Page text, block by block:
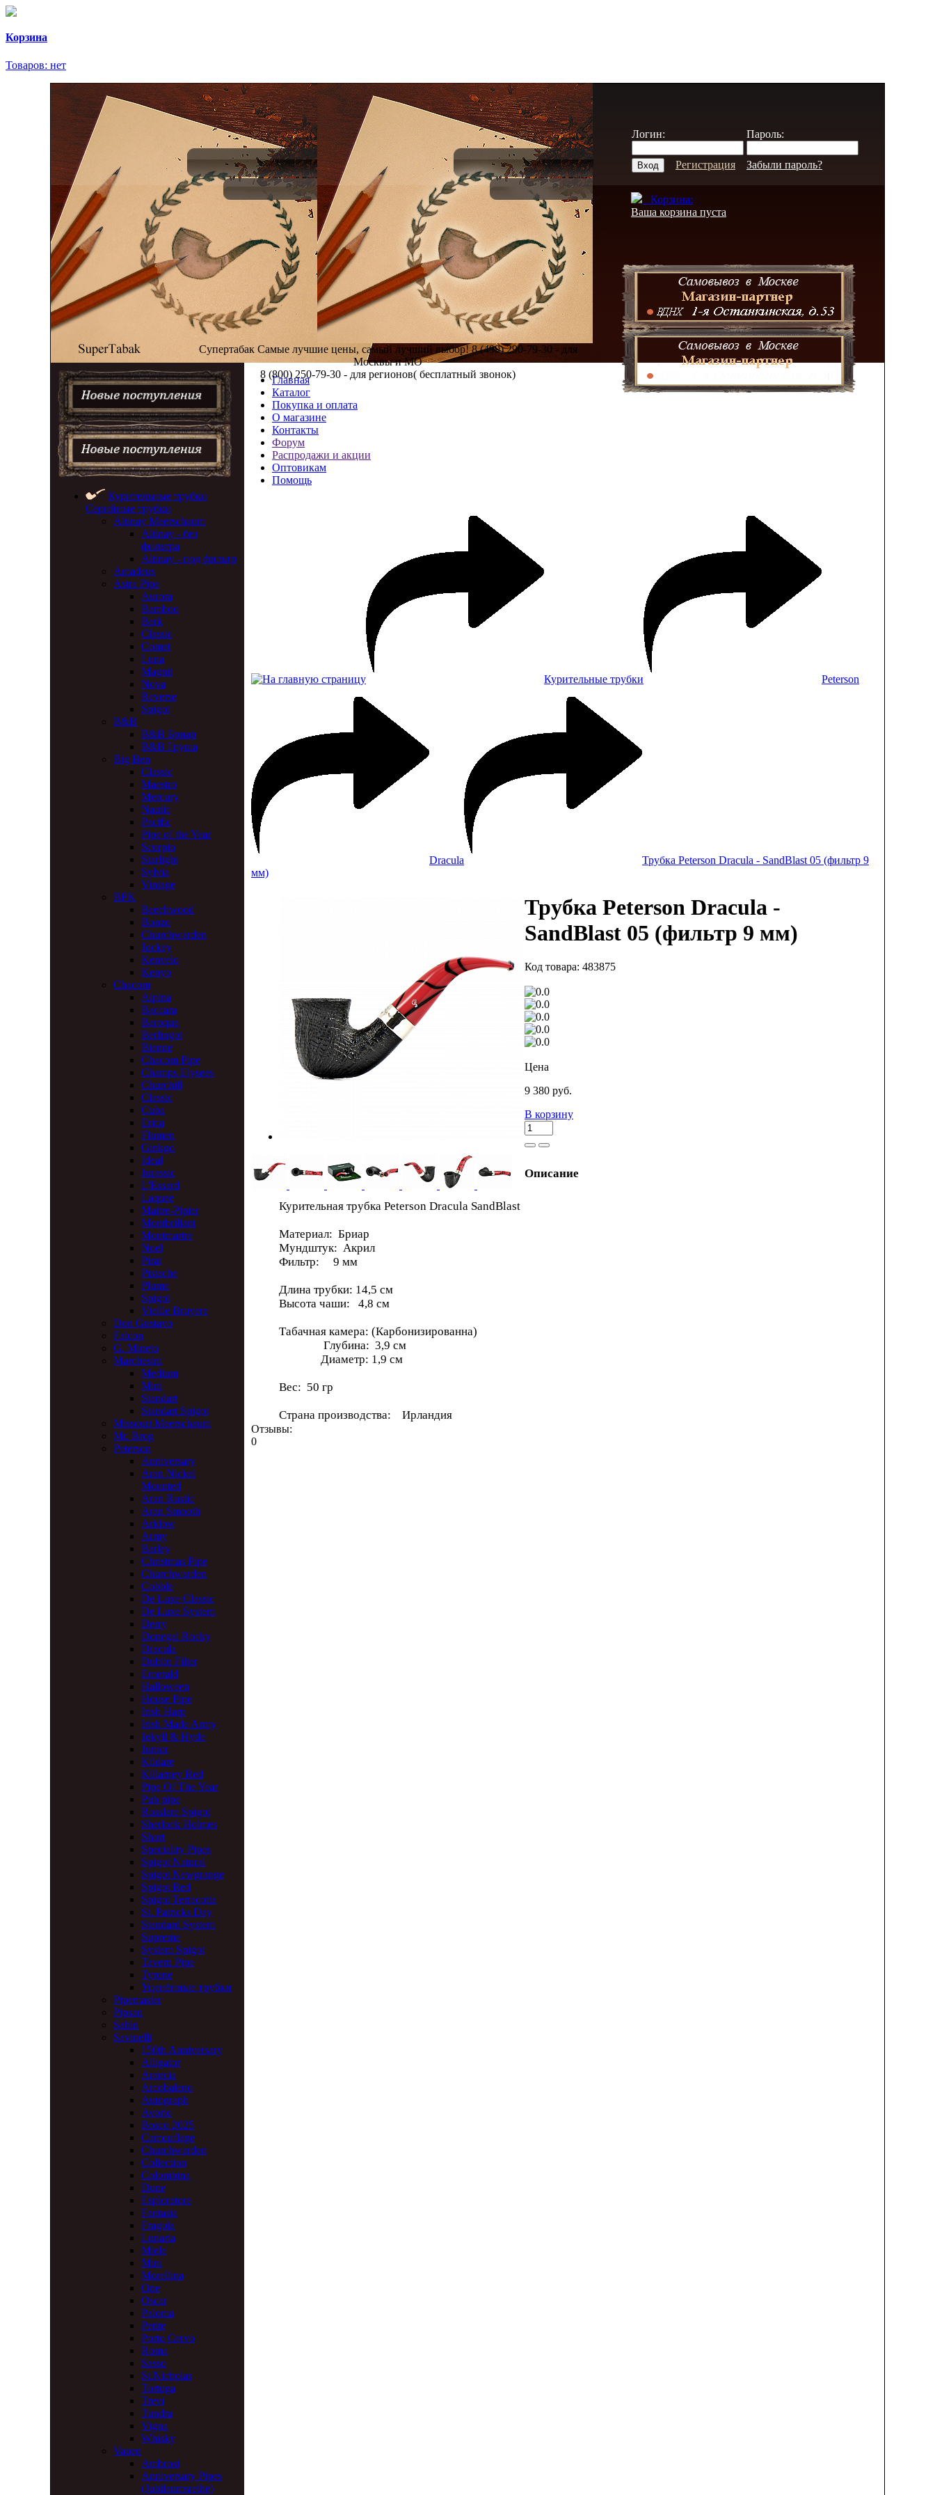
Корзина
Товаров: нет
Супертабак Самые лучшие цены, самый лучший выбор! 8 (499) 290-79-30 - для
Москвы и МО
8 (800) 250-79-30 - для регионов( бесплатный звонок)
Логин: Пароль:
Регистрация Забыли пароль?
Корзина:
Ваша корзина пуста
Курительные трубки
Серийные трубки
Altinay Meerschaum
Altinay - без
фильтра
Altinay - под фильтр
Amadeus
Astra Pipe
Aurora
Bamboo
Berk
Classic
Comet
Luna
Magnit
Nova
Reverse
Spigot
B&B
B&B Бриар
B&B Груша
Big Ben
Classic
Maestro
Mercury
Nautic
Pacific
Pipe of the Year
Scorpio
Starlight
Sylvia
Vintage
BPK
Beechwood
Bonzo
Churchwarden
Jockey
Kenvelo
Kenyo
Chacom
Alpina
Baccara
Baroque
Berlingot
Bienne
Chacom Pipe
Champs Elysees
Churchill
Classic
Cuba
Erica
Flumen
Ginkgo
Ideal
Jurassic
L'Essard
Laquee
Maitre-Pipier
Montbrillant
Montmartre
Noel
Pirat
Pistache
Plume
Spigot
Vieille Bruyere
Don Gustavo
Falcon
G. Mineto
Marchesini
Medium
Mini
Standart
Standart Spigot
Missouri Meerschaum
Mr. Brog
Peterson
Anniversary
Aran Nickel
Mounted
Aran Rustic
Aran Smooth
Arklow
Army
Barley
Christmas Pipe
Churchwarden
Cobble
De Luxe Classic
De Luxe System
Derry
Donegal Rocky
Dracula
Dublin Filter
Emerald
Halloween
House Pipe
Irish Harp
Irish Made Army
Jekyll & Hyde
Junior
Kildare
Killarney Red
Pipe Of The Year
Pub pipe
Rosslare Spigot
Sherlock Holmes
Short
Speciality Pipes
Spigot Natural
Spigot Newgrange
Spigot Red
Spigot Terracotta
St. Patricks Day
Standard System
Supreme
System Spigot
Tavern Pipe
Tyrone
Уценённые трубки
Pipemaster
Pipsan
Sahin
Savinelli
150th Anniversary
Alligator
Arancia
Arcobaleno
Autograph
Avorio
Bosco 2025
Camouflage
Churchwarden
Collection
Colombina
Dune
Esploratore
Fantasia
Fragola
Lunaria
Miele
Mini
Morellina
One
Oscar
Paloma
Petite
Porto Cervo
Roma
Sasso
St.Nicholas
Tortuga
Trevi
Tundra
Vigna
Whisky
Vauen
Ambrosi
Anniversary Pipes
(Jubilaumsreihe)
Главная
Каталог
Покупка и оплата
О магазине
Контакты
Форум
Распродажи и акции
Оптовикам
Помощь
Курительные трубки Peterson
Dracula
Трубка Peterson Dracula - SandBlast 05 (фильтр 9
мм)
Трубка Peterson Dracula -
SandBlast 05 (фильтр 9 мм)
Код товара: 483875
Цена
9 380 руб.
В корзину
Описание
Курительная трубка Peterson Dracula SandBlast
Материал: Бриар
Мундштук: Акрил
Фильтр: 9 мм
Длина трубки: 14,5 см
Высота чаши: 4,8 см
Табачная камера: (Карбонизированна)
Глубина: 3,9 см
Диаметр: 1,9 см
Вес: 50 гр
Страна производства: Ирландия
Отзывы:
0